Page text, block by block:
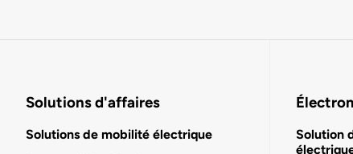
Solutions d'affaires
Solutions de mobilité électrique
Solution